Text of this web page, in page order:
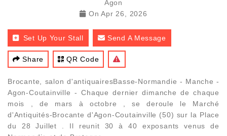
Agon
On Apr 26, 2026
Set Up Your Stall Send A Message
Share QR Code
Brocante, salon d'antiquairesBasse-Normandie - Manche -
Agon-Coutainville - Chaque dernier dimanche de chaque
mois , de mars à octobre , se deroule le Marché
d'Antiquités-Brocante d'Agon-Coutainville (50) sur la Place
du 28 Juillet . Il reunit 30 à 40 exposants venus de